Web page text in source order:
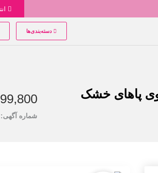
دسته‌بندی‌ها
199,800
شماره آگهی: